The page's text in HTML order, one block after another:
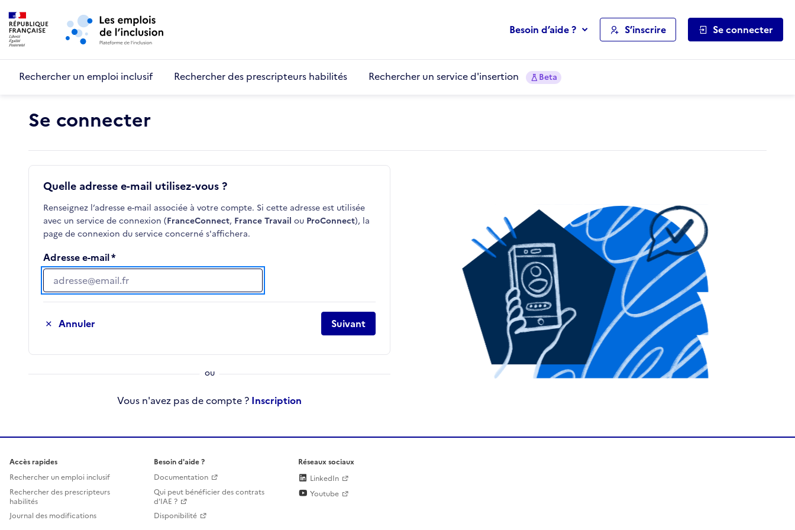
Aller au menu principal
Besoin d’aide ? S’inscrire Se connecter
Rechercher un emploi inclusif Rechercher des prescripteurs habilités Rechercher un service d'insertion Beta
Se connecter
Quelle adresse e-mail utilisez-vous ?
Renseignez l’adresse e-mail associée à votre compte. Si cette adresse est utilisée
avec un service de connexion (FranceConnect, France Travail ou ProConnect), la
page de connexion du service concerné s'affichera.
Adresse e-mail
Adresse e-mail
Annuler Suivant
Vous n'avez pas de compte ? Inscription
Accès rapides
Rechercher un emploi inclusif
Rechercher des prescripteurs
habilités
Journal des modifications
Besoin d'aide ?
Documentation
Qui peut bénéficier des contrats
d'IAE ?
Disponibilité
Réseaux sociaux
LinkedIn
Youtube